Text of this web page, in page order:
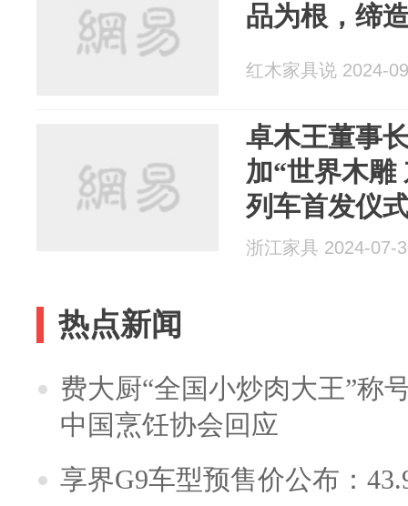
品为根，缔
红木家具说 2024-
卓木王董事
加“世界木雕
列车首发仪
浙江家具 2024-07-
热点新闻
费大厨“全国小炒肉大王”称
中国烹饪协会回应
享界G9车型预售价公布：